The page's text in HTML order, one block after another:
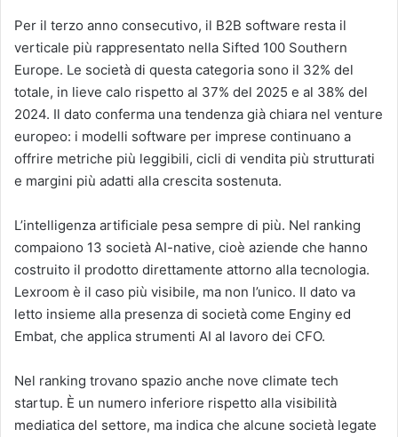
Per il terzo anno consecutivo, il B2B software resta il
verticale più rappresentato nella Sifted 100 Southern
Europe. Le società di questa categoria sono il 32% del
totale, in lieve calo rispetto al 37% del 2025 e al 38% del
2024. Il dato conferma una tendenza già chiara nel venture
europeo: i modelli software per imprese continuano a
offrire metriche più leggibili, cicli di vendita più strutturati
e margini più adatti alla crescita sostenuta.
L’intelligenza artificiale pesa sempre di più. Nel ranking
compaiono 13 società AI-native, cioè aziende che hanno
costruito il prodotto direttamente attorno alla tecnologia.
Lexroom è il caso più visibile, ma non l’unico. Il dato va
letto insieme alla presenza di società come Enginy ed
Embat, che applica strumenti AI al lavoro dei CFO.
Nel ranking trovano spazio anche nove climate tech
startup. È un numero inferiore rispetto alla visibilità
mediatica del settore, ma indica che alcune società legate